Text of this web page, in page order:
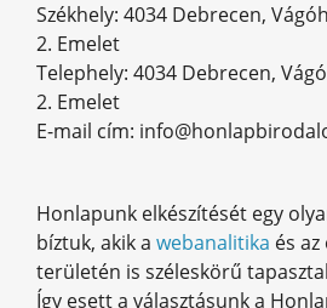
Székhely: 4034 Debrecen,
2. Emelet
Telephely: 4034 Debrecen,
2. Emelet
E-mail cím:
Honlapunk elkészítését egy
bíztuk, akik a webanalitika és
területén is széleskörű
Így esett a választásunk a